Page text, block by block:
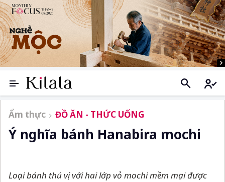
Ẩm thực ĐỒ ĂN - THỨC UỐNG
Ý nghĩa bánh Hanabira mochi
Loại bánh thú vị với hai lớp vỏ mochi mềm mại được